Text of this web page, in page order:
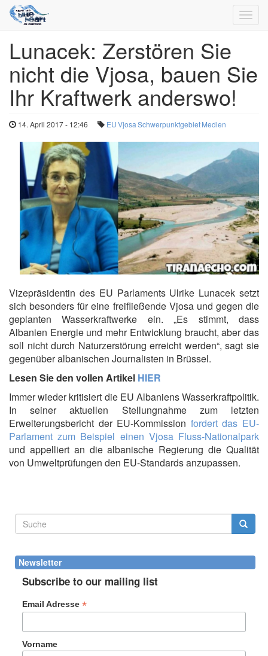
Direkt
zum
Inhalt
Lunacek: Zerstören Sie
nicht die Vjosa, bauen Sie
Ihr Kraftwerk anderswo!
14. April 2017 - 12:46 EUVjosaSchwerpunktgebietMedien
Vizepräsidentin des EU Parlaments Ulrike Lunacek setzt
sich besonders für eine freifließende Vjosa und gegen die
geplanten Wasserkraftwerke ein. „Es stimmt, dass
Albanien Energie und mehr Entwicklung braucht, aber das
soll nicht durch Naturzerstörung erreicht werden“, sagt sie
gegenüber albanischen Journalisten in Brüssel.
Lesen Sie den vollen Artikel HIER
Immer wieder kritisiert die EU Albaniens Wasserkraftpolitik.
In seiner aktuellen Stellungnahme zum letzten
Erweiterungsbericht der EU-Kommission fordert das EU-
Parlament zum Beispiel einen Vjosa Fluss-Nationalpark
und appelliert an die albanische Regierung die Qualität
von Umweltprüfungen den EU-Standards anzupassen.
Suchformular
Newsletter
Subscribe to our mailing list
Email Adresse*
Vorname